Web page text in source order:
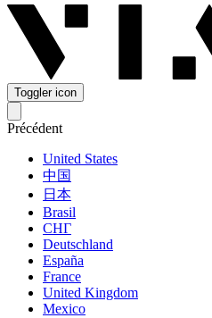
Toggler icon
Précédent
United States
中国
日本
Brasil
СНГ
Deutschland
España
France
United Kingdom
Mexico